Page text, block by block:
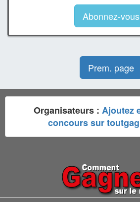
Abonnez-vous
Prem. page
Organisateurs : Ajoutez
concours sur